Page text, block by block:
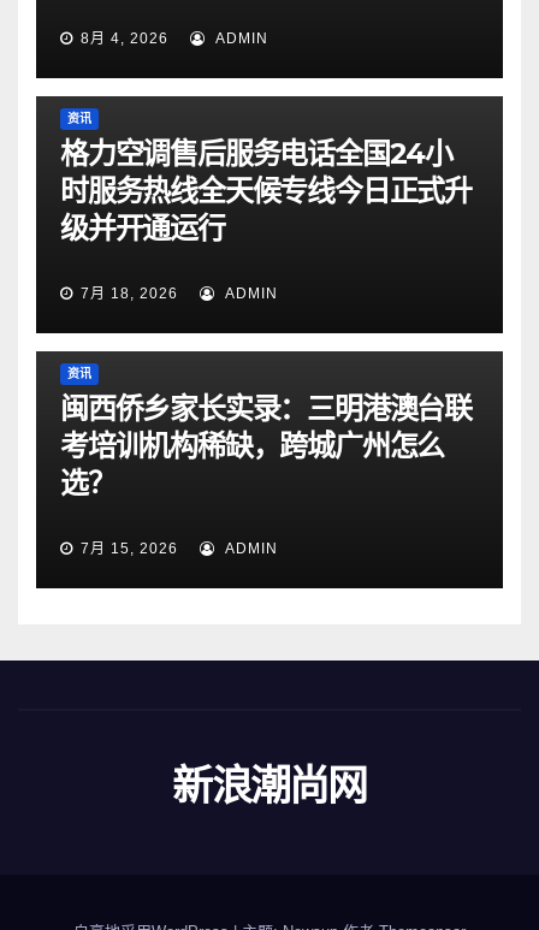
8月 4, 2026 ADMIN
资讯
格力空调售后服务电话全国24小
时服务热线全天候专线今日正式升
级并开通运行
7月 18, 2026 ADMIN
资讯
闽西侨乡家长实录：三明港澳台联
考培训机构稀缺，跨城广州怎么
选？
7月 15, 2026 ADMIN
新浪潮尚网